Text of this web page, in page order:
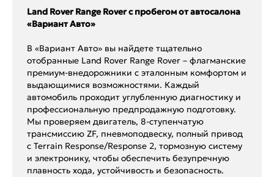
Land Rover Range Rover с пробегом от автосалона
«Вариант Авто»
В «Вариант Авто» вы найдете тщательно
отобранные Land Rover Range Rover – флагманские
премиум-внедорожники с эталонным комфортом и
выдающимися возможностями. Каждый
автомобиль проходит углубленную диагностику и
профессиональную предпродажную подготовку.
Мы проверяем двигатель, 8-ступенчатую
трансмиссию ZF, пневмоподвеску, полный привод
с Terrain Response/Response 2, тормозную систему
и электронику, чтобы обеспечить безупречную
плавность хода, устойчивость и безопасность.